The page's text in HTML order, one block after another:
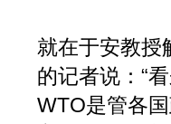
就在于安教授
的记者说：“
WTO是管各